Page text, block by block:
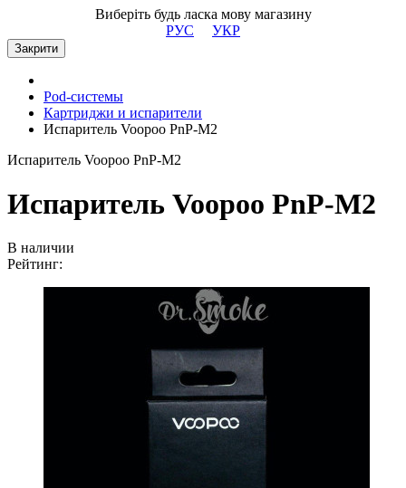
Виберіть будь ласка мову магазину
РУС
УКР
Закрити
Pod-системы
Картриджи и испарители
Испаритель Voopoo PnP-M2
Испаритель Voopoo PnP-M2
Испаритель Voopoo PnP-M2
В наличии
Рейтинг: